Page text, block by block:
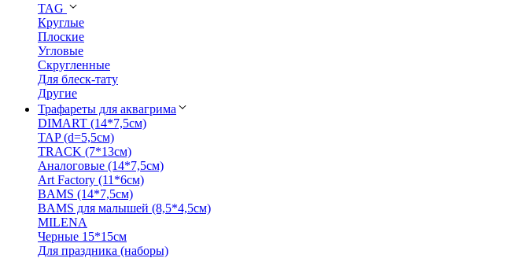
TAG
Круглые
Плоские
Угловые
Скругленные
Для блеск-тату
Другие
Трафареты для аквагрима
DIMART (14*7,5см)
TAP (d=5,5см)
TRACK (7*13см)
Аналоговые (14*7,5см)
Art Factory (11*6см)
BAMS (14*7,5см)
BAMS для малышей (8,5*4,5см)
MILENA
Черные 15*15см
Для праздника (наборы)